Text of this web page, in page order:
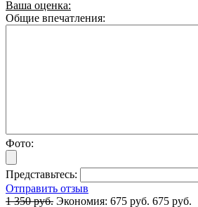
Ваша оценка:
Общие впечатления:
Фото:
Представьтесь:
Отправить отзыв
1 350 руб. Экономия: 675 руб. 675 руб.